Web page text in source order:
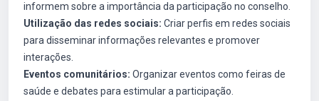
informem sobre a importância da participação no conselho.
Utilização das redes sociais: Criar perfis em redes sociais
para disseminar informações relevantes e promover
interações.
Eventos comunitários: Organizar eventos como feiras de
saúde e debates para estimular a participação.